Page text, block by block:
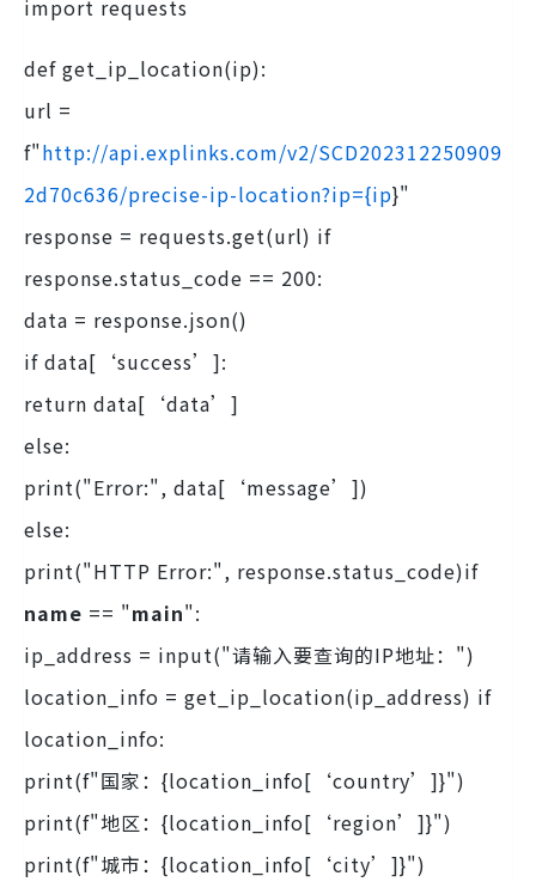
import requests
def get_ip_location(ip):
url =
f"http://api.explinks.com/v2/SCD202312250909
2d70c636/precise-ip-location?ip={ip}"
response = requests.get(url) if
response.status_code == 200:
data = response.json()
if data[‘success’]:
return data[‘data’]
else:
print("Error:", data[‘message’])
else:
print("HTTP Error:", response.status_code)if
name == "main":
ip_address = input("请输入要查询的IP地址：")
location_info = get_ip_location(ip_address) if
location_info:
print(f"国家：{location_info[‘country’]}")
print(f"地区：{location_info[‘region’]}")
print(f"城市：{location_info[‘city’]}")